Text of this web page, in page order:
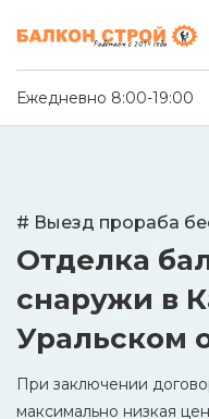
Ежедневно 8:00-19:00
# Выезд прораба
Отделка
снаружи в
Уральском
При заключении
максимально низкая